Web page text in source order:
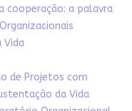
cooperação: a palavra
Vida
de Projetos com
da Vida